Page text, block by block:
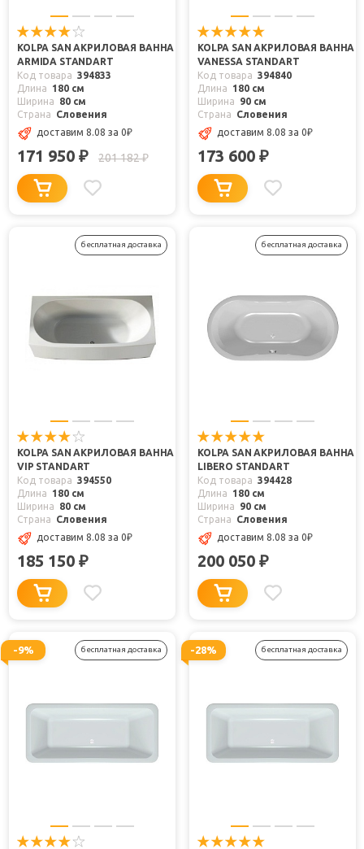
KOLPA SAN АКРИЛОВАЯ ВАННА
ARMIDA STANDART
Код товара 394833
Длина
180 см
Ширина
80 см
Страна
Словения
доставим 8.08 за 0₽
171 950 ₽ 201 182₽
KOLPA SAN АКРИЛОВАЯ ВАННА
VANESSA STANDART
Код товара 394840
Длина
180 см
Ширина
90 см
Страна
Словения
доставим 8.08 за 0₽
173 600 ₽
бесплатная доставка
KOLPA SAN АКРИЛОВАЯ ВАННА
VIP STANDART
Код товара 394550
Длина
180 см
Ширина
80 см
Страна
Словения
доставим 8.08 за 0₽
185 150 ₽
бесплатная доставка
KOLPA SAN АКРИЛОВАЯ ВАННА
LIBERO STANDART
Код товара 394428
Длина
180 см
Ширина
90 см
Страна
Словения
доставим 8.08 за 0₽
200 050 ₽
-9% бесплатная доставка -28% бесплатная доставка